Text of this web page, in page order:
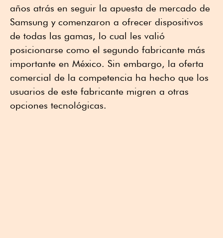
años atrás en seguir la apuesta de mercado de
Samsung y comenzaron a ofrecer dispositivos
de todas las gamas, lo cual les valió
posicionarse como el segundo fabricante más
importante en México. Sin embargo, la oferta
comercial de la competencia ha hecho que los
usuarios de este fabricante migren a otras
opciones tecnológicas.